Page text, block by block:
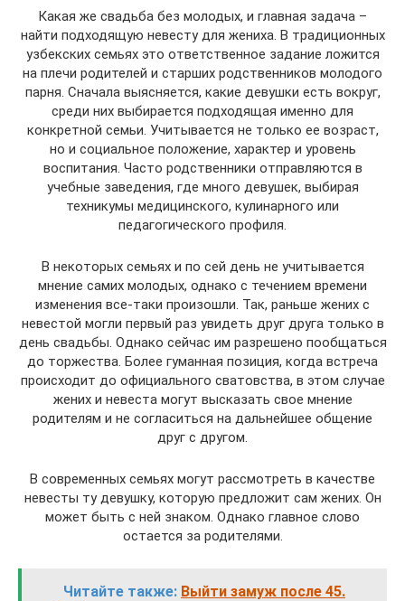
Какая же свадьба без молодых, и главная задача –
найти подходящую невесту для жениха. В традиционных
узбекских семьях это ответственное задание ложится
на плечи родителей и старших родственников молодого
парня. Сначала выясняется, какие девушки есть вокруг,
среди них выбирается подходящая именно для
конкретной семьи. Учитывается не только ее возраст,
но и социальное положение, характер и уровень
воспитания. Часто родственники отправляются в
учебные заведения, где много девушек, выбирая
техникумы медицинского, кулинарного или
педагогического профиля.
В некоторых семьях и по сей день не учитывается
мнение самих молодых, однако с течением времени
изменения все-таки произошли. Так, раньше жених с
невестой могли первый раз увидеть друг друга только в
день свадьбы. Однако сейчас им разрешено пообщаться
до торжества. Более гуманная позиция, когда встреча
происходит до официального сватовства, в этом случае
жених и невеста могут высказать свое мнение
родителям и не согласиться на дальнейшее общение
друг с другом.
В современных семьях могут рассмотреть в качестве
невесты ту девушку, которую предложит сам жених. Он
может быть с ней знаком. Однако главное слово
остается за родителями.
Читайте также: Выйти замуж после 45.